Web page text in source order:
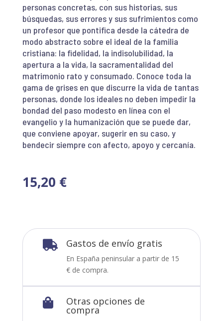
personas concretas, con sus historias, sus
búsquedas, sus errores y sus sufrimientos como
un profesor que pontifica desde la cátedra de
modo abstracto sobre el ideal de la familia
cristiana: la fidelidad, la indisolubilidad, la
apertura a la vida, la sacramentalidad del
matrimonio rato y consumado. Conoce toda la
gama de grises en que discurre la vida de tantas
personas, donde los ideales no deben impedir la
bondad del paso modesto en línea con el
evangelio y la humanización que se puede dar,
que conviene apoyar, sugerir en su caso, y
bendecir siempre con afecto, apoyo y cercanía.
15,20 €
 Gastos de envío gratis
En España peninsular a partir de 15
€ de compra.
 Otras opciones de
compra